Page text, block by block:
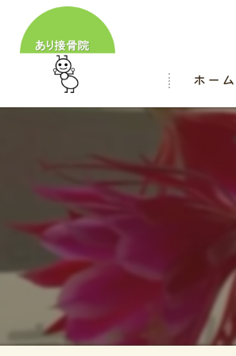
ホーム